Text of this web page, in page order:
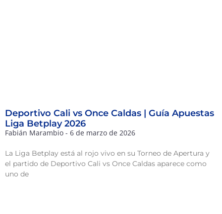
Deportivo Cali vs Once Caldas | Guía Apuestas
Liga Betplay 2026
Fabián Marambio 6 de marzo de 2026
La Liga Betplay está al rojo vivo en su Torneo de Apertura y
el partido de Deportivo Cali vs Once Caldas aparece como
uno de